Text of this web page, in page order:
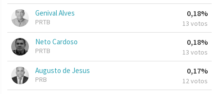
Genival Alves
PRTB
0,18%
13 votos
Neto Cardoso
PRTB
0,18%
13 votos
Augusto de Jesus
PRB
0,17%
12 votos